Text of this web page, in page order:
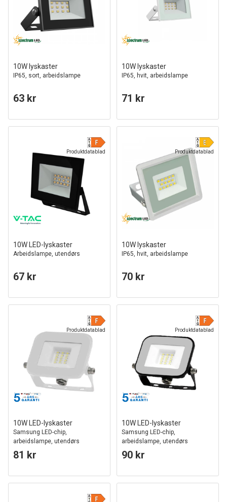
10W lyskaster
IP65, sort, arbeidslampe
63 kr
10W lyskaster
IP65, hvit, arbeidslampe
71 kr
Produktdatablad
10W LED-lyskaster
Arbeidslampe, utendørs
67 kr
Produktdatablad
10W lyskaster
IP65, hvit, arbeidslampe
70 kr
Produktdatablad
10W LED-lyskaster
Samsung LED-chip,
arbeidslampe, utendørs
81 kr
Produktdatablad
10W LED-lyskaster
Samsung LED-chip,
arbeidslampe, utendørs
90 kr